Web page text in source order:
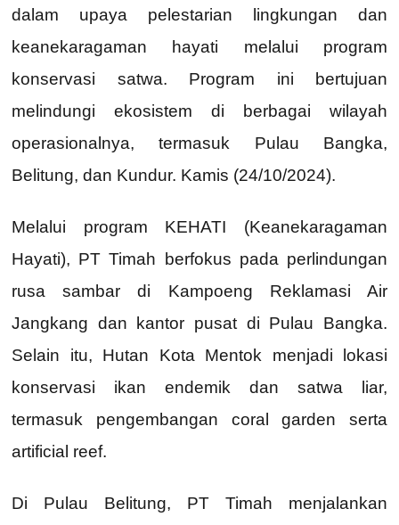
dalam upaya pelestarian lingkungan dan
keanekaragaman hayati melalui program
konservasi satwa. Program ini bertujuan
melindungi ekosistem di berbagai wilayah
operasionalnya, termasuk Pulau Bangka,
Belitung, dan Kundur. Kamis (24/10/2024).
Melalui program KEHATI (Keanekaragaman
Hayati), PT Timah berfokus pada perlindungan
rusa sambar di Kampoeng Reklamasi Air
Jangkang dan kantor pusat di Pulau Bangka.
Selain itu, Hutan Kota Mentok menjadi lokasi
konservasi ikan endemik dan satwa liar,
termasuk pengembangan coral garden serta
artificial reef.
Di Pulau Belitung, PT Timah menjalankan